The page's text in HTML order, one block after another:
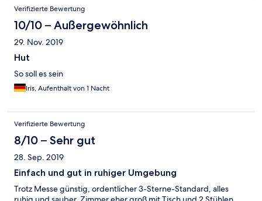
Verifizierte Bewertung
10/10 – Außergewöhnlich
29. Nov. 2019
Hut
So soll es sein
Iris, Aufenthalt von 1 Nacht
Verifizierte Bewertung
8/10 – Sehr gut
28. Sep. 2019
Einfach und gut in ruhiger Umgebung
Trotz Messe günstig, ordentlicher 3-Sterne-Standard, alles